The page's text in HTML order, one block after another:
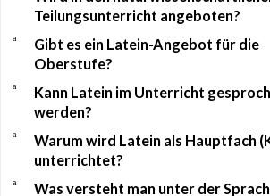
Teilungsunterricht angeboten?
a
Gibt es ein Latein-Angebot für die
Oberstufe?
a
Kann Latein im Unterricht
werden?
a
Warum wird Latein als Hauptfach
unterrichtet?
a Was versteht man unter der